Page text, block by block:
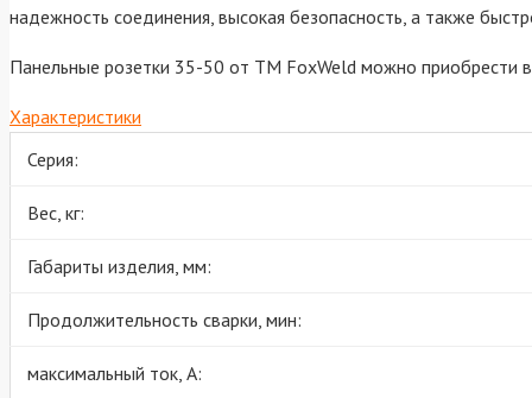
надежность соединения, высокая безопасность, а также
Панельные розетки 35-50 от ТМ FoxWeld можно приобрести
Характеристики
Серия:
Вес, кг:
Габариты изделия, мм:
Продолжительность сварки, мин:
максимальный ток, А: